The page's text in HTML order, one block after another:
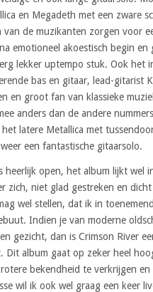
en Megadeth met een zware
de muzikanten zorgen voor
emotioneel akoestisch begin
lekker uptempo stuk. Ook het
bas en gitaar, lead-gitarist
en groot fan van klassieke
anders dan de andere
latere Metallica met
een fantastische gitaarsolo.
heerlijk open, het album lijkt wel
zich, niet glad gestreken en
wel stellen, dat ik in
Indien je van moderne
gezicht, dan is Crimson River
Dit album gaat op zeker heel
bekendheid te verkrijgen
wil ik ook wel graag een keer